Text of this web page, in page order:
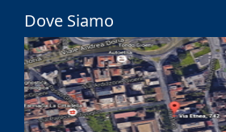
Dove Siamo